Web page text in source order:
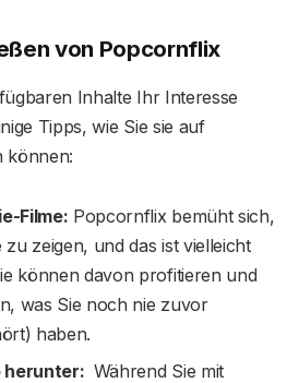
von Popcornflix
Inhalte Ihr Interesse
Tipps, wie Sie sie auf
können:
Filme: Popcornflix bemüht sich,
zu zeigen, und das ist vielleicht
können davon profitieren und
was Sie noch nie zuvor
haben.
herunter: Während Sie mit